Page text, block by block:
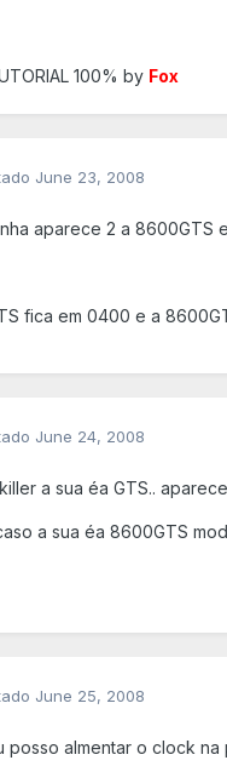
100% by Fox
June 23, 2008
aparece 2 a 8600GTS
fica em 0400 e a
June 24, 2008
a sua éa GTS..
a sua éa 8600GTS
June 25, 2008
posso almentar o clock na